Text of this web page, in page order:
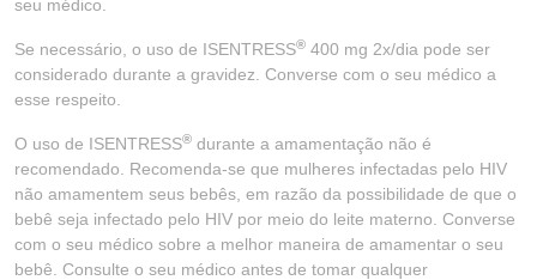
seu médico.
Se necessário, o uso de ISENTRESS® 400 mg 2x/dia pode ser
considerado durante a gravidez. Converse com o seu médico a
esse respeito.
O uso de ISENTRESS® durante a amamentação não é
recomendado. Recomenda-se que mulheres infectadas pelo HIV
não amamentem seus bebês, em razão da possibilidade de que o
bebê seja infectado pelo HIV por meio do leite materno. Converse
com o seu médico sobre a melhor maneira de amamentar o seu
bebê. Consulte o seu médico antes de tomar qualquer